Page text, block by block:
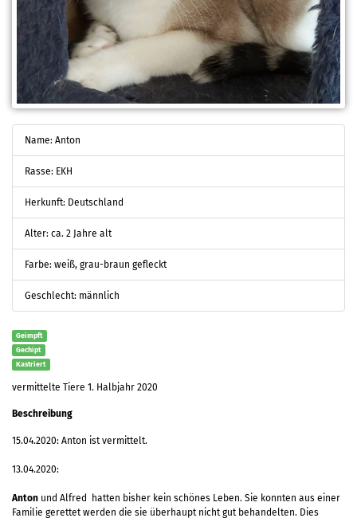
Name: Anton
Rasse: EKH
Herkunft: Deutschland
Alter: ca. 2 Jahre alt
Farbe: weiß, grau-braun gefleckt
Geschlecht: männlich
Geimpft
Gechipt
Kastriert
vermittelte Tiere 1. Halbjahr 2020
Beschreibung
15.04.2020: Anton ist vermittelt.
13.04.2020:
Anton und Alfred hatten bisher kein schönes Leben. Sie konnten aus einer
Familie gerettet werden die sie überhaupt nicht gut behandelten. Dies